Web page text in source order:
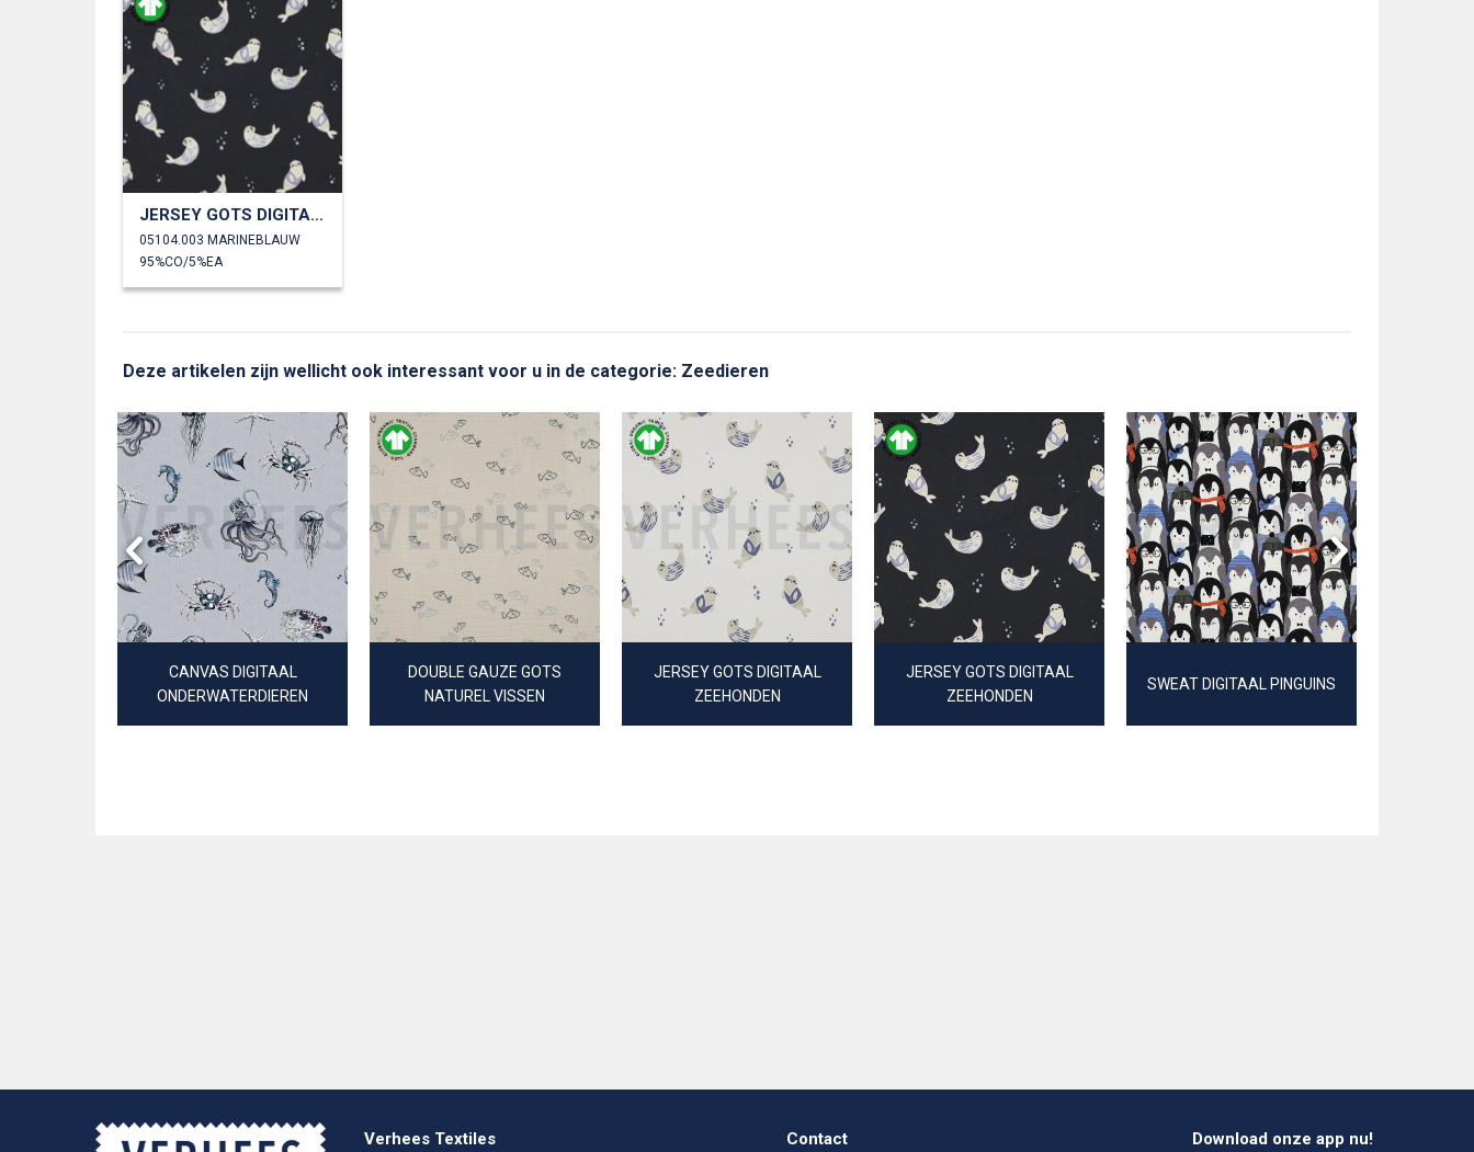
JERSEY GOTS DIGITAAL ZEEHONDEN
05104.003 MARINEBLAUW
95%CO/5%EA
Deze artikelen zijn wellicht ook interessant voor u in de categorie: Zeedieren
CANVAS DIGITAAL
ONDERWATERDIEREN
DOUBLE GAUZE GOTS
NATUREL VISSEN
JERSEY GOTS DIGITAAL
ZEEHONDEN
JERSEY GOTS DIGITAAL
ZEEHONDEN
SWEAT DIGITAAL PINGUINS
Verhees Textiles Contact Download onze app nu!